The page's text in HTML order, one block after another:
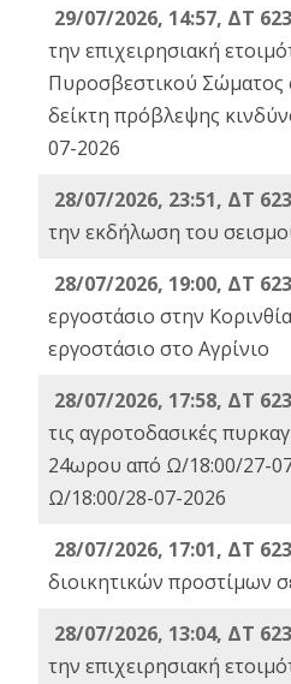
29/07/2026, 14:57, ΔΤ
την επιχειρησιακή
Πυροσβεστικού
δείκτη πρόβλεψης
07-2026
28/07/2026, 23:51, ΔΤ
την εκδήλωση του
28/07/2026, 19:00, ΔΤ
εργοστάσιο στην
εργοστάσιο στο Αγρίνιο
28/07/2026, 17:58, ΔΤ
τις αγροτοδασικές
24ωρου από Ω/18:00/27-
Ω/18:00/28-07-2026
28/07/2026, 17:01, ΔΤ
διοικητικών προστίμων
28/07/2026, 13:04, ΔΤ
την επιχειρησιακή